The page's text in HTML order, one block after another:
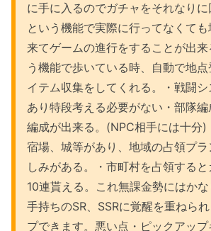
に手に入るのでガチャをそれなり
という機能で実際に行ってなくて
来てゲームの進行をすることが出
う機能で歩いている時、自動で地
イテム収集をしてくれる。・戦闘
あり特段考える必要がない・部隊
編成が出来る。(NPC相手には十分)
宿場、城等があり、地域の占領プ
しみがある。・市町村を占領すると
10連貰える。これ無課金勢にはかな
手持ちのSR、SSRに覚醒を重ねら
プできます。悪い点・ピックアッ